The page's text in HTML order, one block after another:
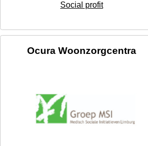
Social profit
Ocura Woonzorgcentra